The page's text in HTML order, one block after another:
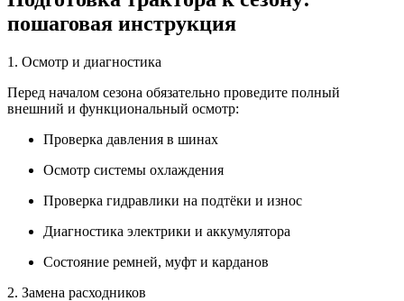
пошаговая инструкция
1. Осмотр и диагностика
Перед началом сезона обязательно проведите полный
внешний и функциональный осмотр:
Проверка давления в шинах
Осмотр системы охлаждения
Проверка гидравлики на подтёки и износ
Диагностика электрики и аккумулятора
Состояние ремней, муфт и карданов
2. Замена расходников